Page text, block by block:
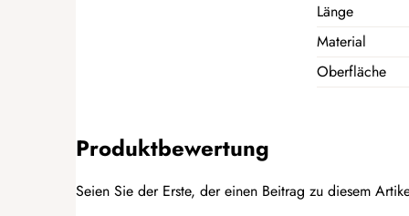
Länge
Material
Oberfläche
Produktbewertung
Seien Sie der Erste, der einen Beitrag zu diesem